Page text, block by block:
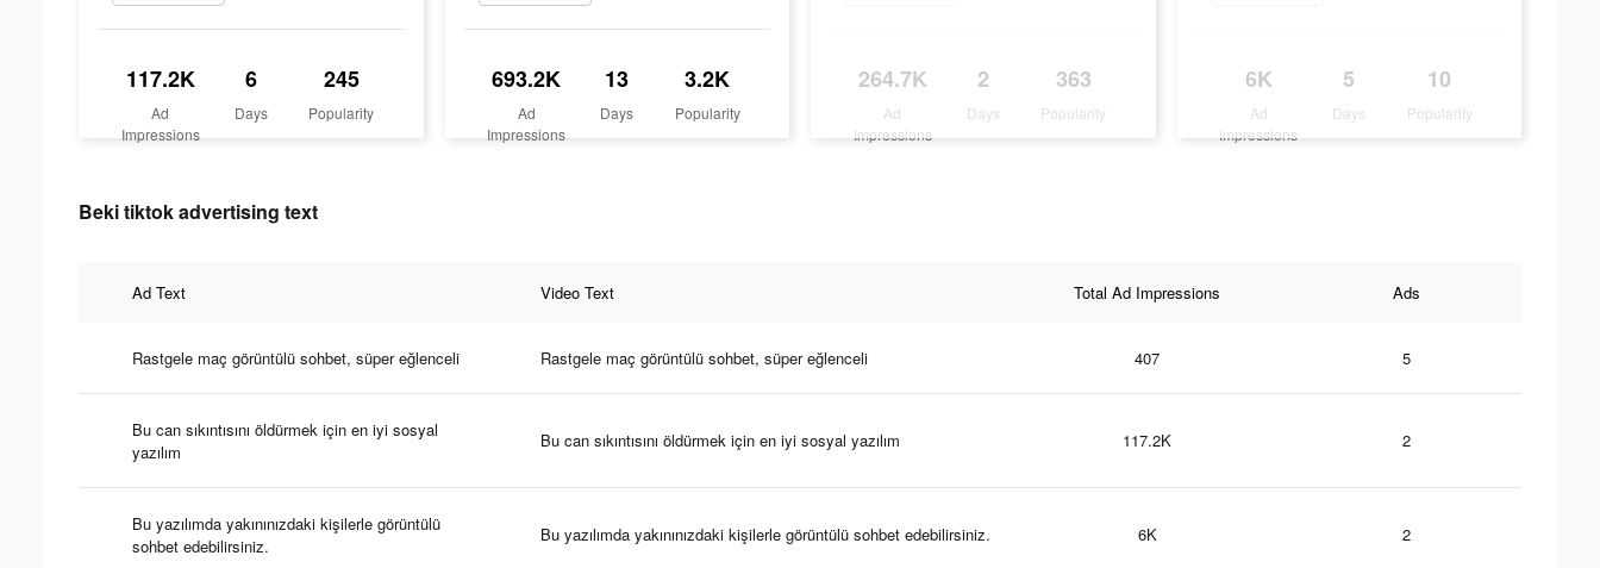
117.2K
Ad
Impressions
6
Days
245
Popularity
693.2K
Ad
Impressions
13
Days
3.2K
Popularity
264.7K
Ad
Impressions
2
Days
363
Popularity
6K
Ad
Impressions
5
Days
10
Popularity
Beki tiktok advertising text
Ad Text Video Text Total Ad Impressions Ads
Rastgele maç görüntülü sohbet, süper eğlenceli Rastgele maç görüntülü sohbet, süper eğlenceli 407 5
Bu can sıkıntısını öldürmek için en iyi sosyal
yazılım
Bu can sıkıntısını öldürmek için en iyi sosyal yazılım 117.2K 2
Bu yazılımda yakınınızdaki kişilerle görüntülü
sohbet edebilirsiniz.
Bu yazılımda yakınınızdaki kişilerle görüntülü sohbet edebilirsiniz. 6K 2